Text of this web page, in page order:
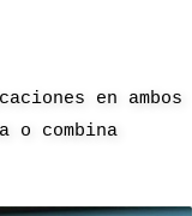
en ambos
combina